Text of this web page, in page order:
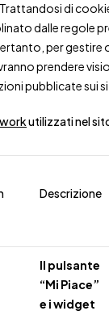
di
dalle regole
per gestire
prendere
pubblicate sui
utilizzati nel
Descrizione
Il pulsante
“Mi Piace”
e i widget